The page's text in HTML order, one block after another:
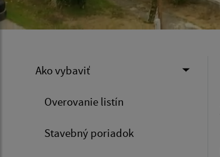
Ako vybaviť
Overovanie listín
Stavebný poriadok